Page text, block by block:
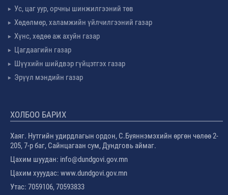
Ус, цаг уур, орчны шинжилгээний төв
Хөдөлмөр, халамжийн үйлчилгээний газар
Хүнс, хөдөө аж ахуйн газар
Цагдаагийн газар
Шүүхийн шийдвэр гүйцэтгэх газар
Эрүүл мэндийн газар
ХОЛБОО БАРИХ
Хаяг. Нутгийн удирдлагын ордон, С.Буяннэмэхийн өргөн чөлөө 2-
205, 7-р баг, Сайнцагаан сум, Дундговь аймаг.
Цахим шуудан: info@dundgovi.gov.mn
Цахим хууудас: www.dundgovi.gov.mn
Утас: 7059106, 70593833